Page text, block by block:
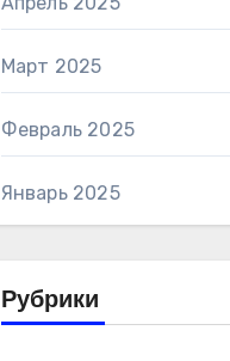
Март 2025
Февраль 2025
Январь 2025
Рубрики